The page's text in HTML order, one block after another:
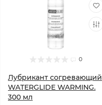
0
Лубрикант согревающий
WATERGLIDE WARMING.
300 мл